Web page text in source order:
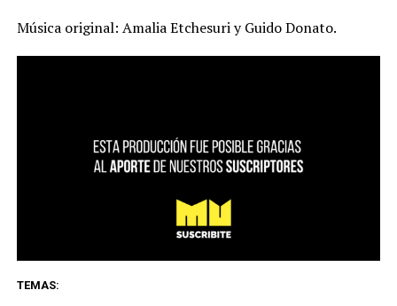
Música original: Amalia Etchesuri y Guido Donato.
TEMAS: